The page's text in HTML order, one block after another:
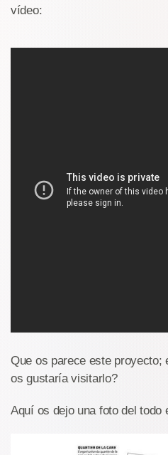
vídeo:
Que os parece este proyecto;
os gustaría visitarlo?
Aquí os dejo una foto del todo